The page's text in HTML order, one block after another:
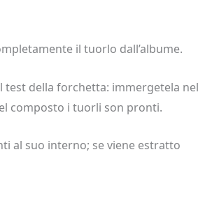
il tuorlo dall’albume.
della forchetta: immergetela nel
composto i tuorli son pronti.
al suo interno; se viene estratto